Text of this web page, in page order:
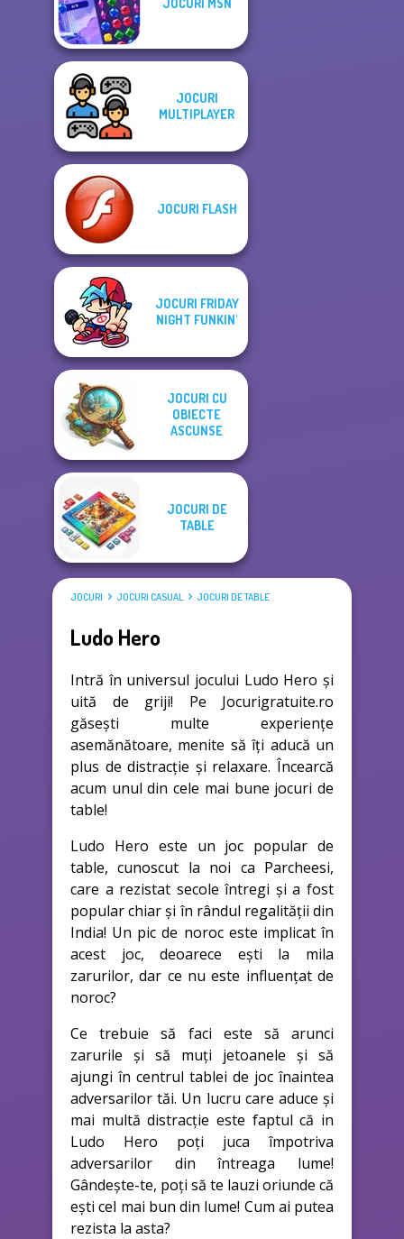
JOCURI MSN
JOCURI
MULTIPLAYER
JOCURI FLASH
JOCURI FRIDAY
NIGHT FUNKIN'
JOCURI CU
OBIECTE
ASCUNSE
JOCURI DE
TABLE
JOCURI JOCURI CASUAL JOCURI DE TABLE
Ludo Hero
Intră în universul jocului Ludo Hero și
uită de griji! Pe Jocurigratuite.ro
găsești multe experiențe
asemănătoare, menite să îți aducă un
plus de distracție și relaxare. Încearcă
acum unul din cele mai bune jocuri de
table!
Ludo Hero este un joc popular de
table, cunoscut la noi ca Parcheesi,
care a rezistat secole întregi și a fost
popular chiar și în rândul regalității din
India! Un pic de noroc este implicat în
acest joc, deoarece ești la mila
zarurilor, dar ce nu este influențat de
noroc?
Ce trebuie să faci este să arunci
zarurile și să muți jetoanele și să
ajungi în centrul tablei de joc înaintea
adversarilor tăi. Un lucru care aduce și
mai multă distracție este faptul că in
Ludo Hero poți juca împotriva
adversarilor din întreaga lume!
Gândește-te, poți să te lauzi oriunde că
ești cel mai bun din lume! Cum ai putea
rezista la asta?